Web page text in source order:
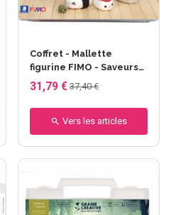
Coffret - Mallette
figurine FIMO - Saveurs
d'Asie
31,79 € 37,40 €
Vers les articles